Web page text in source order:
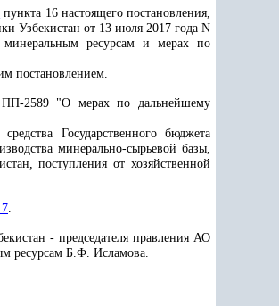
пункта 16 настоящего постановления,
Узбекистан от 13 июля 2017 года N
минеральным ресурсам и мерах по
постановлением.
ПП-2589 "О мерах по дальнейшему
Государственного бюджета
минерально-сырьевой базы,
поступления от хозяйственной
.
- председателя правления АО
ресурсам Б.Ф. Исламова.